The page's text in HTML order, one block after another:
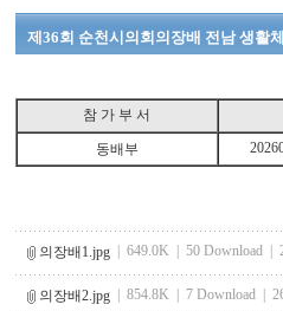
제36회 순천시의회의장배 전남 생활
참 가 부 서
동배부
의장배1.jpg| 649.0K | 50 Download |
의장배2.jpg| 854.8K | 7 Download |